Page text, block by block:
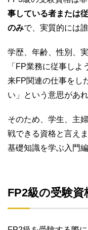
事している者または
のみで、実質的には
学歴、年齢、性別、
「FP業務に従事し
来FP関連の仕事をし
い」という意思があ
そのため、学生、主
戦できる資格と言え
基礎知識を学ぶ入門
FP2級の受験資